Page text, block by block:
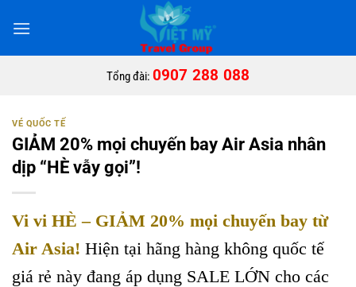
qua
Tổng đài: 0907 288 088
VÉ QUỐC TẾ
GIẢM 20% mọi chuyến bay Air Asia nhân
dịp “HÈ vẫy gọi”!
Vi vi HÈ – GIẢM 20% mọi chuyến bay từ
Air Asia! Hiện tại hãng hàng không quốc tế
giá rẻ này đang áp dụng SALE LỚN cho các